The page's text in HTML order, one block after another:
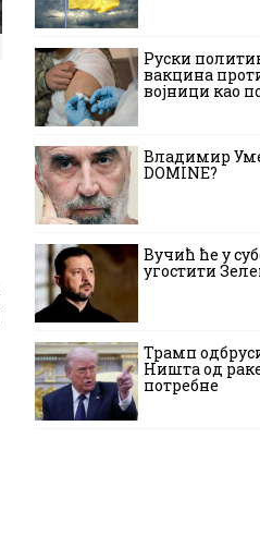
Руски
вакцина
војници као
Владимир
DOMINE?
Вучић ће у
угостити
Трамп
Ништа од
потребне